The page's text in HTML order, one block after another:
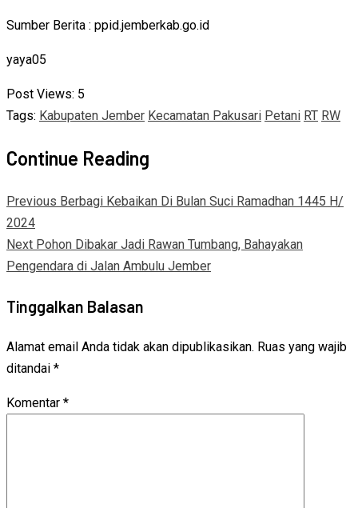
Sumber Berita : ppid.jemberkab.go.id
yaya05
Post Views: 5
Tags: Kabupaten Jember Kecamatan Pakusari Petani RT RW
Continue Reading
Previous Berbagi Kebaikan Di Bulan Suci Ramadhan 1445 H/
2024
Next Pohon Dibakar Jadi Rawan Tumbang, Bahayakan
Pengendara di Jalan Ambulu Jember
Tinggalkan Balasan
Alamat email Anda tidak akan dipublikasikan. Ruas yang wajib
ditandai *
Komentar *